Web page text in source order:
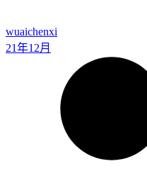
wuaichenxi
21年12月